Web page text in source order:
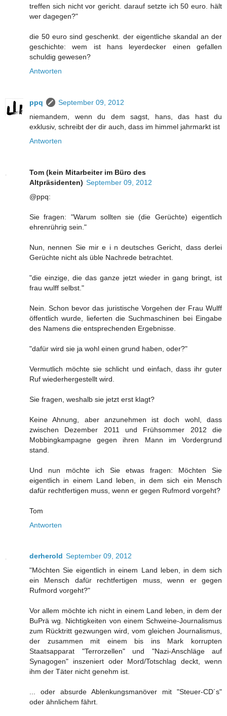
treffen sich nicht vor gericht. darauf setzte ich 50 euro. hält
wer dagegen?"
die 50 euro sind geschenkt. der eigentliche skandal an der
geschichte: wem ist hans leyerdecker einen gefallen
schuldig gewesen?
Antworten
ppq
September 09, 2012
niemandem, wenn du dem sagst, hans, das hast du
exklusiv, schreibt der dir auch, dass im himmel jahrmarkt ist
Antworten
Tom (kein Mitarbeiter im Büro des
Altpräsidenten) September 09, 2012
@ppq:
Sie fragen: "Warum sollten sie (die Gerüchte) eigentlich
ehrenrührig sein."
Nun, nennen Sie mir e i n deutsches Gericht, dass derlei
Gerüchte nicht als üble Nachrede betrachtet.
"die einzige, die das ganze jetzt wieder in gang bringt, ist
frau wulff selbst."
Nein. Schon bevor das juristische Vorgehen der Frau Wulff
öffentlich wurde, lieferten die Suchmaschinen bei Eingabe
des Namens die entsprechenden Ergebnisse.
"dafür wird sie ja wohl einen grund haben, oder?"
Vermutlich möchte sie schlicht und einfach, dass ihr guter
Ruf wiederhergestellt wird.
Sie fragen, weshalb sie jetzt erst klagt?
Keine Ahnung, aber anzunehmen ist doch wohl, dass
zwischen Dezember 2011 und Frühsommer 2012 die
Mobbingkampagne gegen ihren Mann im Vordergrund
stand.
Und nun möchte ich Sie etwas fragen: Möchten Sie
eigentlich in einem Land leben, in dem sich ein Mensch
dafür rechtfertigen muss, wenn er gegen Rufmord vorgeht?
Tom
Antworten
derherold September 09, 2012
"Möchten Sie eigentlich in einem Land leben, in dem sich
ein Mensch dafür rechtfertigen muss, wenn er gegen
Rufmord vorgeht?"
Vor allem möchte ich nicht in einem Land leben, in dem der
BuPrä wg. Nichtigkeiten von einem Schweine-Journalismus
zum Rücktritt gezwungen wird, vom gleichen Journalismus,
der zusammen mit einem bis ins Mark korrupten
Staatsapparat "Terrorzellen" und "Nazi-Anschläge auf
Synagogen" inszeniert oder Mord/Totschlag deckt, wenn
ihm der Täter nicht genehm ist.
... oder absurde Ablenkungsmanöver mit "Steuer-CD´s"
oder ähnlichem fährt.